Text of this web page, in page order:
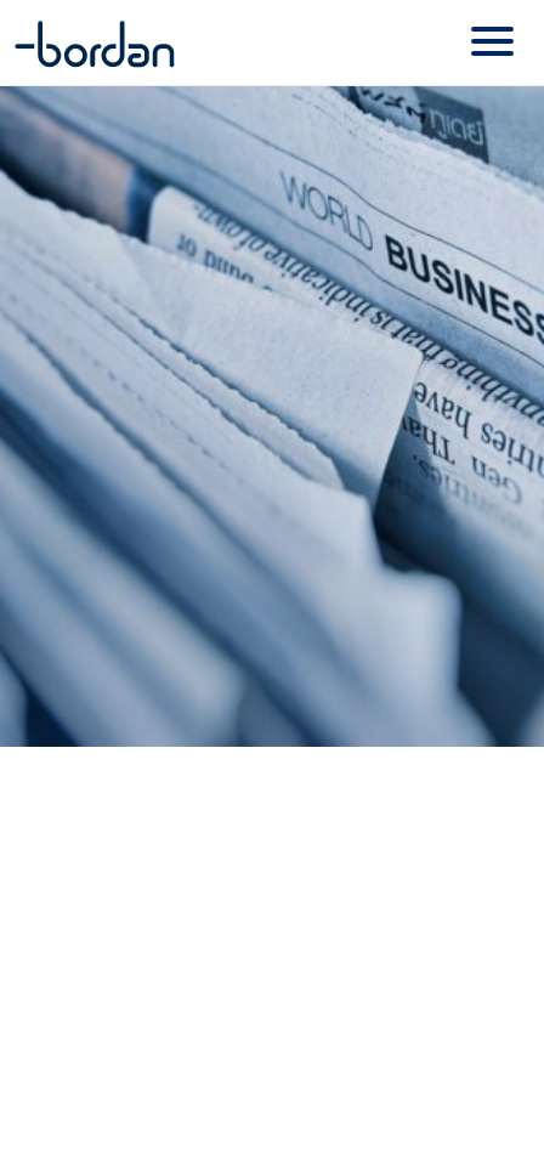
Contact
Online diensten – Mijn Bordan
Onze merken
Visionplanner
Exact Online
NMBRS